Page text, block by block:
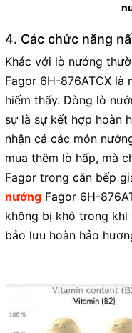
4. Các chức năng
Khác với lò nướng
Fagor 6H-876ATCX là
hiếm thấy. Dòng lò
sự là sự kết hợp hoàn
nhận cả các món
mua thêm lò hấp, mà
Fagor trong căn bếp
nướng Fagor 6H-
không bị khô trong
bảo lưu hoàn hảo